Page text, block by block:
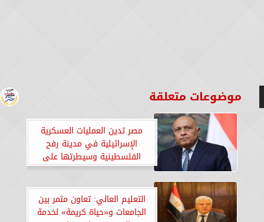
موضوعات متعلقة
مصر تدين العمليات العسكرية
الإسرائيلية في مدينة رفح
الفلسطينية وسيطرتها على
الجانب الفلسطيني لمعبر رفح
التعليم العالي: تعاون مثمر بين
الجامعات و«حياة كريمة» لخدمة